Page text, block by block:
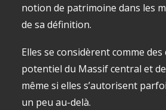
notion de patrimoine dans les
de sa définition.
Elles se considèrent comme
potentiel du Massif central et
même si elles s’autorisent
un peu au-delà.